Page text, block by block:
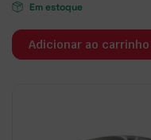
Em estoque
Adicionar ao carrinho